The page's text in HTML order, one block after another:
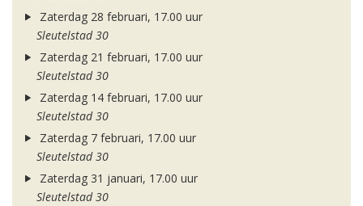
Zaterdag 28 februari, 17.00 uur
Sleutelstad 30
Zaterdag 21 februari, 17.00 uur
Sleutelstad 30
Zaterdag 14 februari, 17.00 uur
Sleutelstad 30
Zaterdag 7 februari, 17.00 uur
Sleutelstad 30
Zaterdag 31 januari, 17.00 uur
Sleutelstad 30